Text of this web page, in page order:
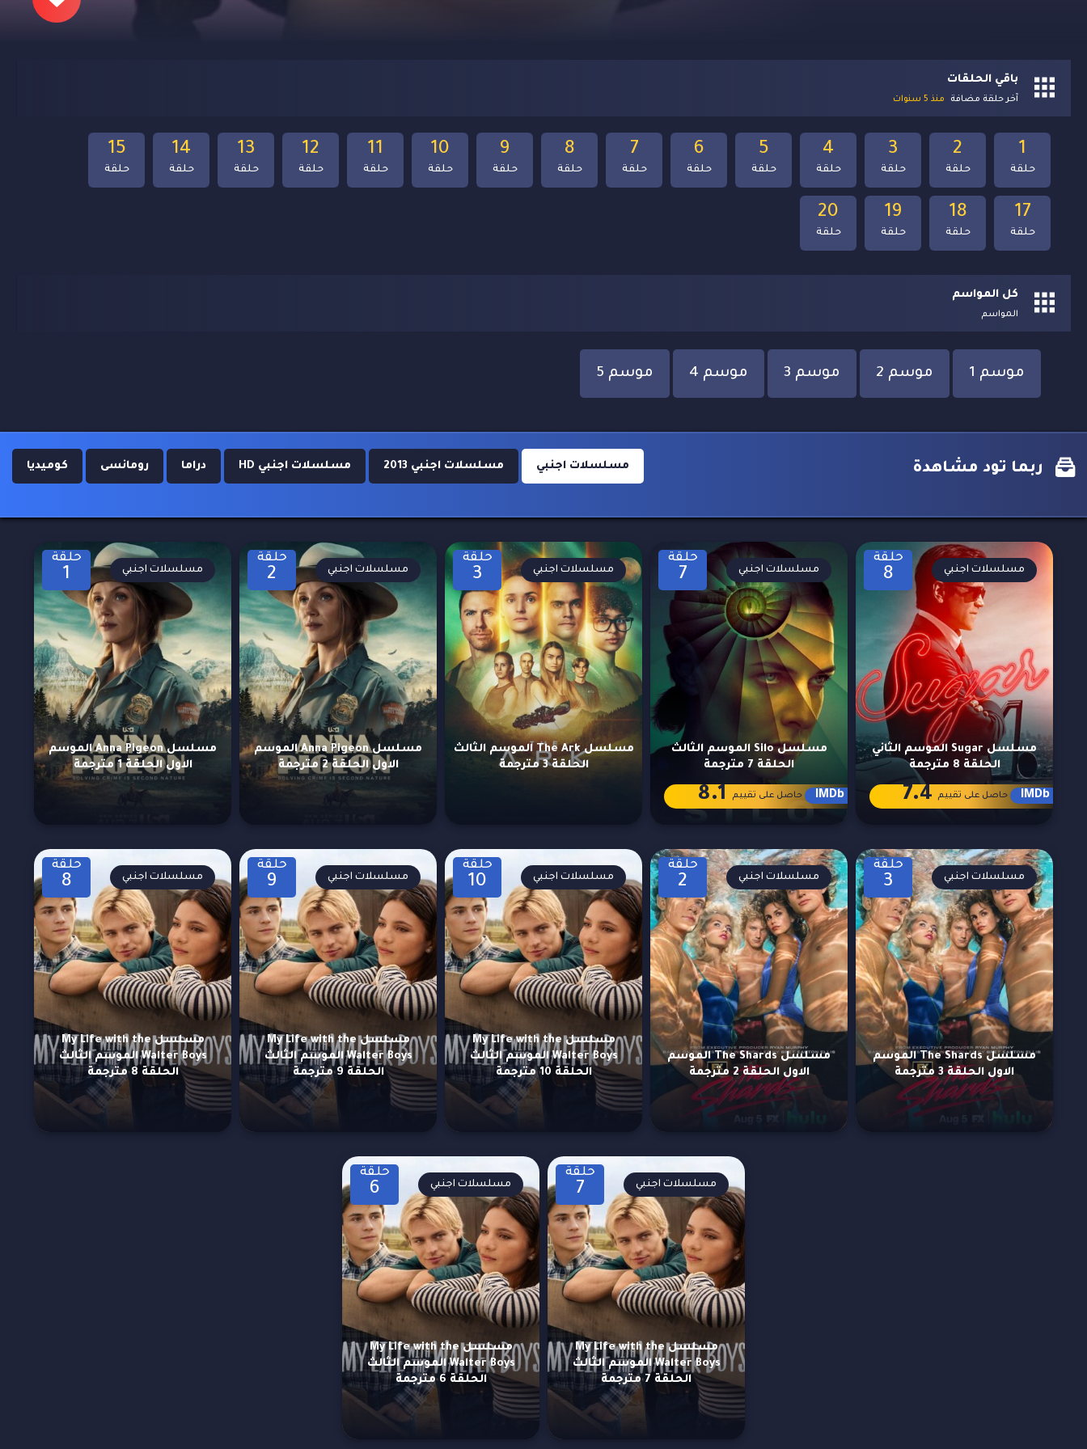
باقي الحلقات
آخر حلقة مضافة منذ 5 سنوات
20
حلقة
19
حلقة
18
حلقة
17
حلقة
15
حلقة
14
حلقة
13
حلقة
12
حلقة
11
حلقة
10
حلقة
9
حلقة
8
حلقة
7
حلقة
6
حلقة
5
حلقة
4
حلقة
3
حلقة
2
حلقة
1
حلقة
كل المواسم
المواسم
موسم 1 موسم 2 موسم 3 موسم 4 موسم 5
ربما تود مشاهدة مسلسلات اجنبي مسلسلات اجنبي 2013 مسلسلات اجنبي HD دراما رومانسى كوميديا
حلقة
8
مسلسل Sugar الموسم الثاني
الحلقة 8 مترجمة
مسلسلات اجنبي
IMDb حاصل على تقييم 7.4
حلقة
7
مسلسل Silo الموسم الثالث
الحلقة 7 مترجمة
مسلسلات اجنبي
IMDb حاصل على تقييم 8.1
حلقة
3
مسلسل The Ark الموسم الثالث
الحلقة 3 مترجمة
مسلسلات اجنبي
حلقة
2
مسلسل Anna Pigeon الموسم
الاول الحلقة 2 مترجمة
مسلسلات اجنبي
حلقة
1
مسلسل Anna Pigeon الموسم
الاول الحلقة 1 مترجمة
مسلسلات اجنبي
حلقة
3
مسلسل The Shards الموسم
الاول الحلقة 3 مترجمة
مسلسلات اجنبي
حلقة
2
مسلسل The Shards الموسم
الاول الحلقة 2 مترجمة
مسلسلات اجنبي
حلقة
10
مسلسل My Life with the
Walter Boys الموسم الثالث
الحلقة 10 مترجمة
مسلسلات اجنبي
حلقة
9
مسلسل My Life with the
Walter Boys الموسم الثالث
الحلقة 9 مترجمة
مسلسلات اجنبي
حلقة
8
مسلسل My Life with the
Walter Boys الموسم الثالث
الحلقة 8 مترجمة
مسلسلات اجنبي
حلقة
7
مسلسل My Life with the
Walter Boys الموسم الثالث
الحلقة 7 مترجمة
مسلسلات اجنبي
حلقة
6
مسلسل My Life with the
Walter Boys الموسم الثالث
الحلقة 6 مترجمة
مسلسلات اجنبي